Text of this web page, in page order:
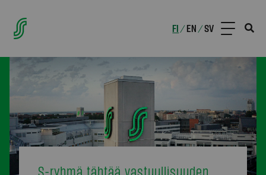
FI /EN /SV
S-ryhmä tähtää vastuullisuuden